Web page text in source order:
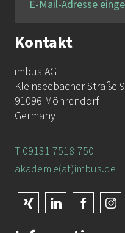
Kontakt
imbus AG
Kleinseebacher Straße 9
91096 Möhrendorf
Germany
T 09131 7518-750
akademie(at)imbus.de